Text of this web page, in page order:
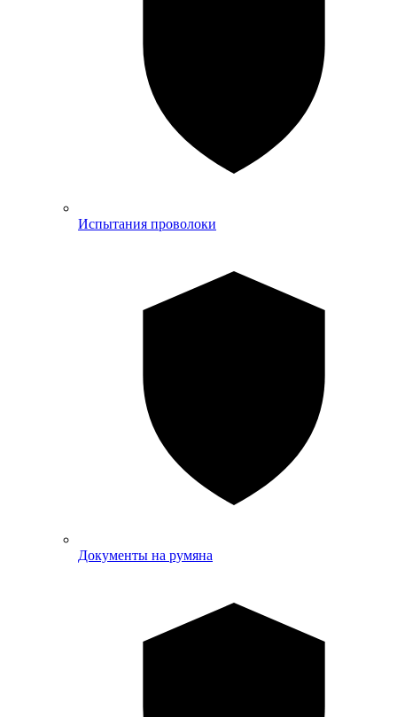
Испытания проволоки
Документы на румяна